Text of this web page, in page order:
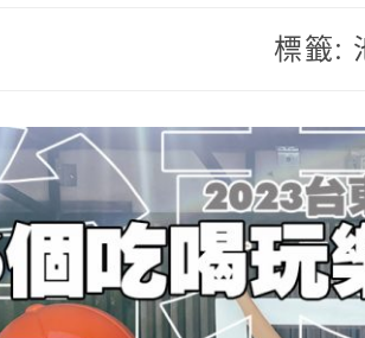
標籤: